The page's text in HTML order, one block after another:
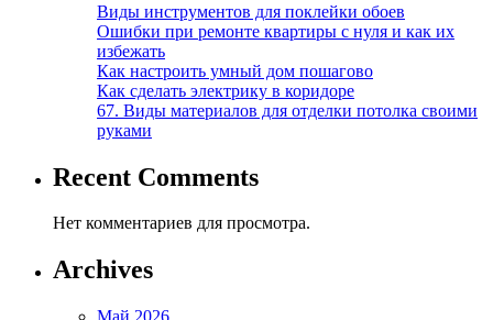
Виды инструментов для поклейки обоев
Ошибки при ремонте квартиры с нуля и как их
избежать
Как настроить умный дом пошагово
Как сделать электрику в коридоре
67. Виды материалов для отделки потолка своими
руками
Recent Comments
Нет комментариев для просмотра.
Archives